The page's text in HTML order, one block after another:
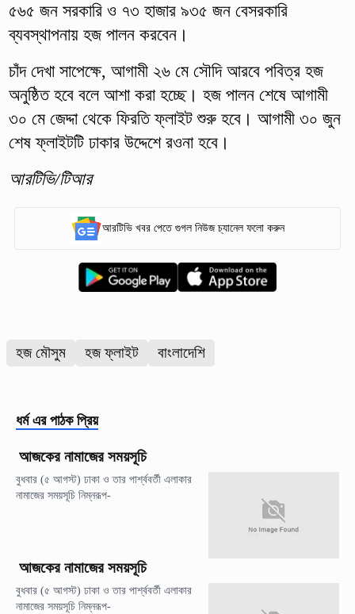
৫৬৫ জন সরকারি ও ৭৩ হাজার ৯৩৫ জন বেসরকারি
ব্যবস্থাপনায় হজ পালন করবেন।
চাঁদ দেখা সাপেক্ষে, আগামী ২৬ মে সৌদি আরবে পবিত্র হজ
অনুষ্ঠিত হবে বলে আশা করা হচ্ছে। হজ পালন শেষে আগামী
৩০ মে জেদ্দা থেকে ফিরতি ফ্লাইট শুরু হবে। আগামী ৩০ জুন
শেষ ফ্লাইটটি ঢাকার উদ্দেশে রওনা হবে।
আরটিভি/টিআর
আরটিভি খবর পেতে গুগল নিউজ চ্যানেল ফলো করুন
হজ মৌসুম হজ ফ্লাইট বাংলাদেশি
ধর্ম এর পাঠক প্রিয়
আজকের নামাজের সময়সূচি
বুধবার (৫ আগস্ট) ঢাকা ও তার পার্শ্ববর্তী এলাকার
নামাজের সময়সূচি নিম্নরূপ-
আজকের নামাজের সময়সূচি
বুধবার (৫ আগস্ট) ঢাকা ও তার পার্শ্ববর্তী এলাকার
নামাজের সময়সূচি নিম্নরূপ-